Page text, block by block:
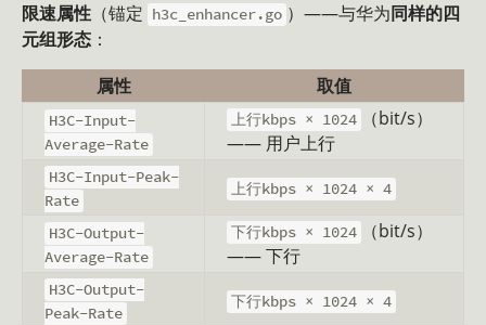
限速属性 （锚定 h3c_enhancer.go ）——与华为同样的四
元组形态 ：
属性
取值
H3C-Input-
Average-Rate
上行kbps × 1024
（bit/s）
—— 用户上行
H3C-Input-Peak-
Rate
上行kbps × 1024 × 4
H3C-Output-
Average-Rate
下行kbps × 1024
（bit/s）
—— 下行
H3C-Output-
Peak-Rate
下行kbps × 1024 × 4